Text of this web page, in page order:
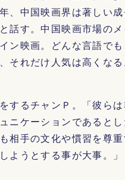
、中国映画界は著しい
話す。中国映画市場の
ン映画。どんな言語で
れだけ人気は高くなる
するチャンＰ。「彼ら
ニケーションであると
相手の文化や慣習を尊
ようとする事が大事。」